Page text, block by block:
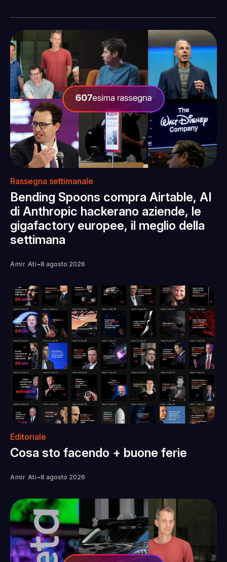
Rassegna settimanale
Bending Spoons compra Airtable, AI
di Anthropic hackerano aziende, le
gigafactory europee, il meglio della
settimana
Amir Ati -8 agosto 2026
Editoriale
Cosa sto facendo + buone ferie
Amir Ati -8 agosto 2026